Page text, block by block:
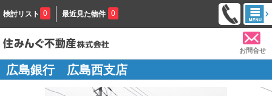
検討リスト 0 最近見た物件 0
お問合せ
広島銀行 広島西支店